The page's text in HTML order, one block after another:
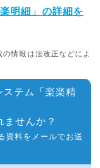
明細」の詳細を
情報は法改正などによ
ステム「楽楽精
せんか？
資料をメールでお送